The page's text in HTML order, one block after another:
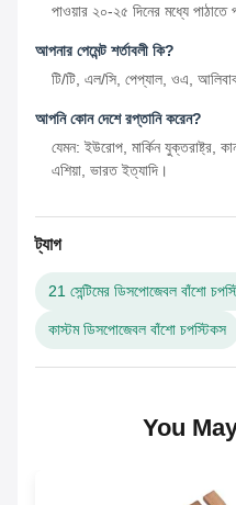
পাওয়ার ২০-২৫ দিনের মধ্যে পাঠাতে
আপনার পেমেন্ট শর্তাবলী কি?
টি/টি, এল/সি, পেপ্যাল, ওএ, আলিবাবা
আপনি কোন দেশে রপ্তানি করেন?
যেমন: ইউরোপ, মার্কিন যুক্তরাষ্ট্র,
এশিয়া, ভারত ইত্যাদি।
ট্যাগ
21 সেন্টিমের ডিসপোজেবল বাঁশো
কাস্টম ডিসপোজেবল বাঁশো চপস্টিকস
You